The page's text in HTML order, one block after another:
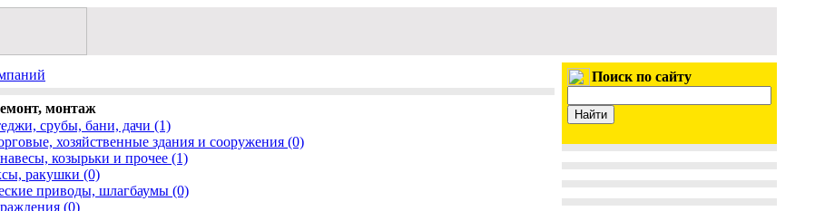
монтаж
срубы, бани, дачи (1)
хозяйственные здания и сооружения (0)
козырьки и прочее (1)
ракушки (0)
приводы, шлагбаумы (0)
(0)
Поиск по сайту